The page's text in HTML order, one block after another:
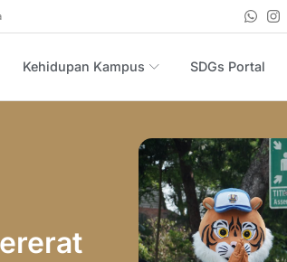
Kehidupan Kampus SDGs Portal